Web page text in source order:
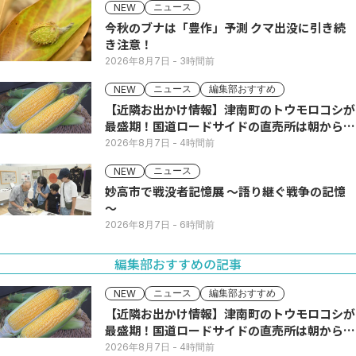
NEW ニュース
今秋のブナは「豊作」予測 クマ出没に引き続
き注意！
2026年8月7日 - 3時間前
NEW ニュース 編集部おすすめ
【近隣お出かけ情報】津南町のトウモロコシが
最盛期！国道ロードサイドの直売所は朝から長
い列
2026年8月7日 - 4時間前
NEW ニュース
妙高市で戦没者記憶展 ～語り継ぐ戦争の記憶
～
2026年8月7日 - 6時間前
編集部おすすめの記事
NEW ニュース 編集部おすすめ
【近隣お出かけ情報】津南町のトウモロコシが
最盛期！国道ロードサイドの直売所は朝から長
い列
2026年8月7日 - 4時間前